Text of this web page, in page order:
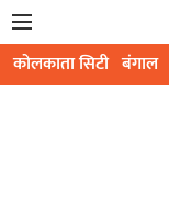
कोलकाता सिटी बंगाल